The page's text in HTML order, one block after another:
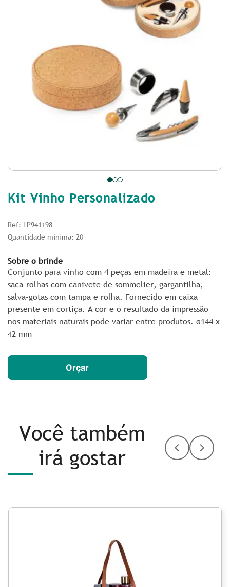
Kit Vinho Personalizado
Ref: LP941198
Quantidade mínima: 20
Sobre o brinde
Conjunto para vinho com 4 peças em madeira e metal:
saca-rolhas com canivete de sommelier, gargantilha,
salva-gotas com tampa e rolha. Fornecido em caixa
presente em cortiça. A cor e o resultado da impressão
nos materiais naturais pode variar entre produtos. ø144 x
42 mm
Orçar
Você também
irá gostar